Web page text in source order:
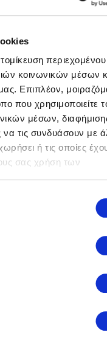
περιεχομένου
κοινωνικών μέσων
Επιπλέον,
που χρησιμοποιείτε
μέσων,
τις συνδυάσουν με
ή τις οποίες
σας χρήση των
με την υποβολή των
|
|
Ρελε Προστασίας
εταιρείας